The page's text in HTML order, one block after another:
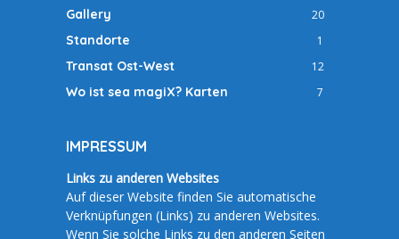
Gallery 20
Standorte 1
Transat Ost-West 12
Wo ist sea magiX? Karten 7
IMPRESSUM
Links zu anderen Websites
Auf dieser Website finden Sie automatische
Verknüpfungen (Links) zu anderen Websites.
Wenn Sie solche Links zu den anderen Seiten